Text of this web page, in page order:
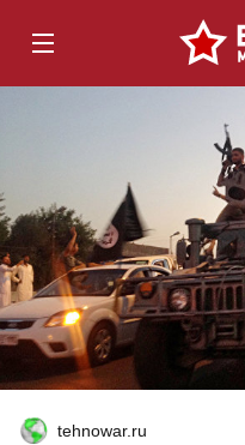
tehnowar.ru